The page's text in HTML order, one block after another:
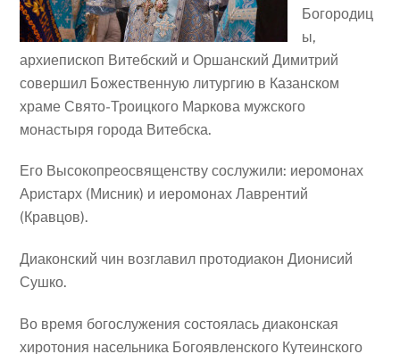
Богородиц
ы,
архиепископ Витебский и Оршанский Димитрий
совершил Божественную литургию в Казанском
храме Свято-Троицкого Маркова мужского
монастыря города Витебска.
Его Высокопреосвященству сослужили: иеромонах
Аристарх (Мисник) и иеромонах Лаврентий
(Кравцов).
Диаконский чин возглавил протодиакон Дионисий
Сушко.
Во время богослужения состоялась диаконская
хиротония насельника Богоявленского Кутеинского